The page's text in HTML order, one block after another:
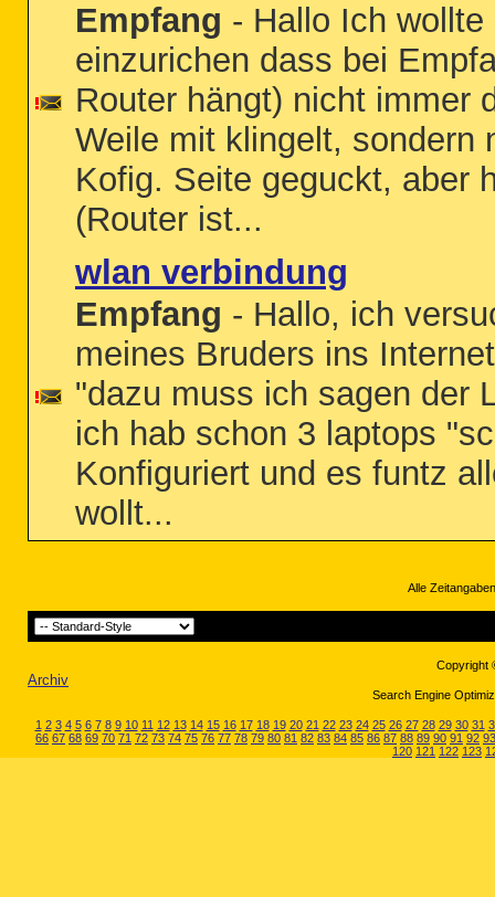
Empfang - Hallo Ich
einzurichen dass bei
Router hängt) nicht immer
Weile mit klingelt, sondern
Kofig. Seite geguckt, aber
(Router ist...
wlan verbindung
Empfang - Hallo, ich
meines Bruders ins
"dazu muss ich sagen der
ich hab schon 3 laptops
Konfiguriert und es funtz
wollt...
Alle
Copyright
Archiv
Search Engine
1 2 3 4 5 6 7 8 9 10 11 12 13 14 15 16 17 18 19 20 21 22 23 24 25 26 27 28 29 30 31
66 67 68 69 70 71 72 73 74 75 76 77 78 79 80 81 82 83 84 85 86 87 88 89 90 91 92 93
120 121 122 123